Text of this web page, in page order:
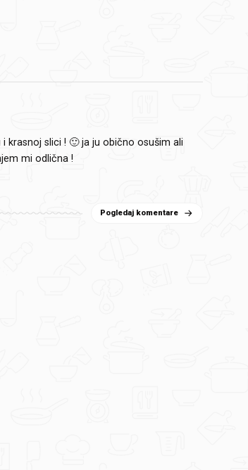
krasnoj slici ! 🙂 ja ju obično osušim ali
mi odlična !
Pogledaj komentare